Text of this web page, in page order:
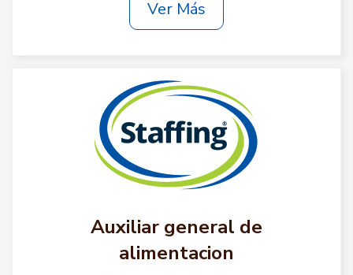
Ver Más
Auxiliar general de
alimentacion